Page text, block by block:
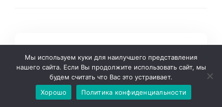
ИННОВАЦИОННЫЕ
ТЕХНОЛОГИИ В
ДОПОЛНИТЕЛЬНОМ
Мы используем куки для наилучшего представления
нашего сайта. Если Вы продолжите использовать сайт, мы
будем считать что Вас это устраивает.
Хорошо
Политика конфиденциальности